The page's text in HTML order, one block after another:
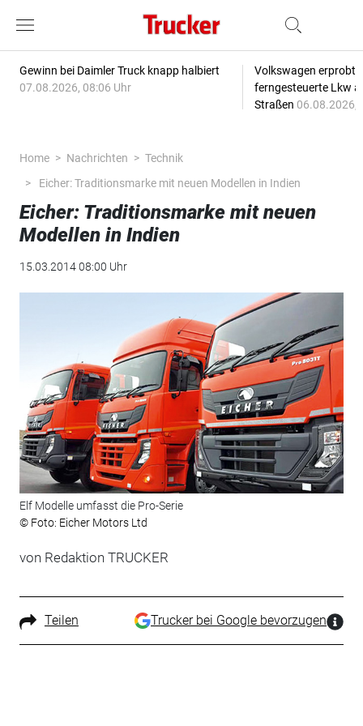
Gewinn bei Daimler Truck knapp halbiert
07.08.2026, 08:06 Uhr
Volkswagen erprobt
ferngesteuerte Lkw
Straßen 06.08.2026,
Home Nachrichten
Technik
Eicher: Traditionsmarke mit neuen Modellen in Indien
Eicher: Traditionsmarke mit neuen
Modellen in Indien
15.03.2014 08:00 Uhr
Elf Modelle umfasst die Pro-Serie
© Foto: Eicher Motors Ltd
von Redaktion TRUCKER
Teilen Trucker bei Google bevorzugen